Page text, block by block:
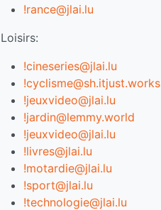
!rance@jlai.lu
Loisirs:
!cineseries@jlai.lu
!cyclisme@sh.itjust.works
!jeuxvideo@jlai.lu
!jardin@lemmy.world
!jeuxvideo@jlai.lu
!livres@jlai.lu
!motardie@jlai.lu
!sport@jlai.lu
!technologie@jlai.lu